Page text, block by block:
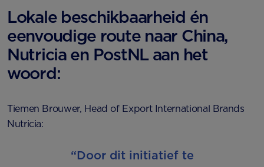
Lokale beschikbaarheid én
eenvoudige route naar China,
Nutricia en PostNL aan het
woord:
Tiemen Brouwer, Head of Export International Brands
Nutricia:
“Door dit initiatief te